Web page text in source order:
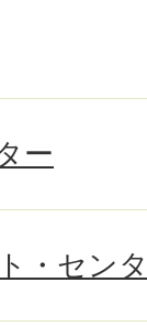
ー
・セン